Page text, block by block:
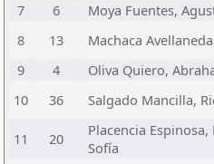
7
6 Moya Fuentes,
8
13 Machaca
9
4 Oliva Quiero,
10
36 Salgado Mancilla,
11
20
Placencia
Sofía